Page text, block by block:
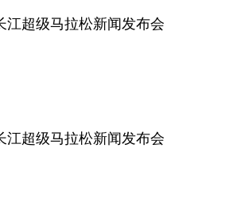
江超级马拉松新闻发布会
江超级马拉松新闻发布会